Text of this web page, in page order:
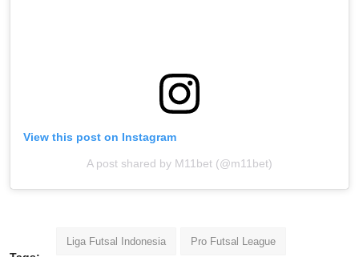
View this post on Instagram
A post shared by M11bet (@m11bet)
Liga Futsal Indonesia Pro Futsal League